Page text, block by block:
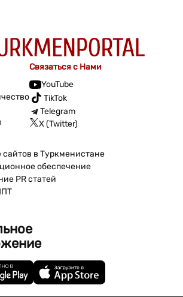
Связаться с Нами
YouTube
TikTok
Telegram
X (Twitter)
сайтов в Туркменистане
обеспечение
PR статей